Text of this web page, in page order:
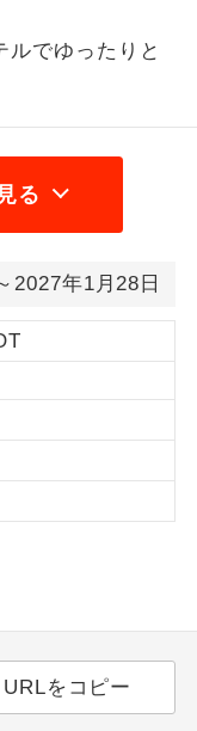
ルでゆったりと
る
2027年1月28日
URLをコピー
参加いただけるコー
ただけるコースで
に制限があるコース
なので、ご出発の計
。
指定したコースで